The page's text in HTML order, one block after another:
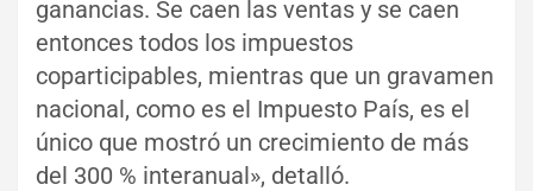
ganancias. Se caen las ventas y se caen
entonces todos los impuestos
coparticipables, mientras que un gravamen
nacional, como es el Impuesto País, es el
único que mostró un crecimiento de más
del 300 % interanual», detalló.